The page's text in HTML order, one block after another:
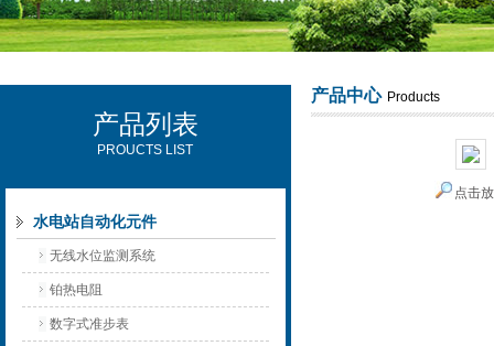
西安可雷可水电设备有限公司
产品列表
PROUCTS LIST
水电站自动化元件
无线水位监测系统
铂热电阻
数字式准步表
产品中心 Products
点击